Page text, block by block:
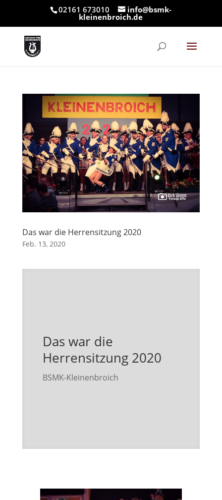
02161 673010 info@bsmk-
kleinenbroich.de
Das war die Herrensitzung 2020
Feb. 13, 2020
Das war die
Herrensitzung 2020
BSMK-Kleinenbroich